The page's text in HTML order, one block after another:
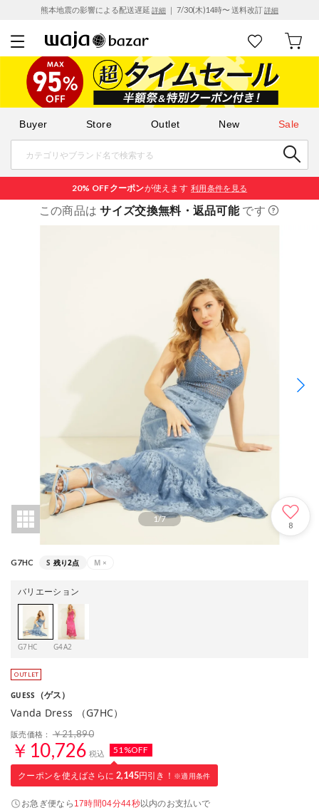
熊本地震の影響による配送遅延 詳細 ｜ 7/30(木)14時〜 送料改訂詳細
Buyer Store Outlet New Sale
20% OFFクーポンが使えます 利用条件を見る
この商品はサイズ交換無料・返品可能です
1/7
8
G7HC S 残り2点 M ×
バリエーション
G7HC G4A2
GUESS （ゲス）
Vanda Dress （G7HC）
販売価格： ￥21,890
￥10,726 税込 51%OFF
クーポンを使えばさらに 2,145円引き！ ※適用条件
お急ぎ便なら 17時間04分43秒以内のお支払いで